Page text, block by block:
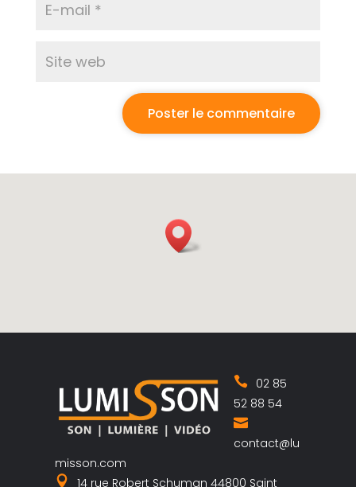
02 85
52 88 54
contact@lu
misson.com
14 rue Robert Schuman 44800 Saint